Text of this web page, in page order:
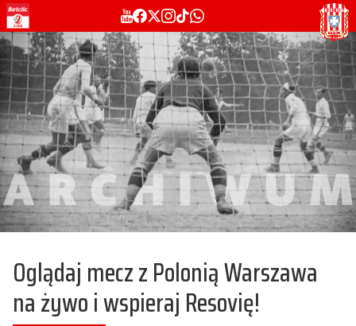
Oglądaj mecz z Polonią Warszawa
na żywo i wspieraj Resovię!